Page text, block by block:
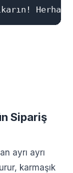
Sipariş
ayrı ayrı
karmaşık